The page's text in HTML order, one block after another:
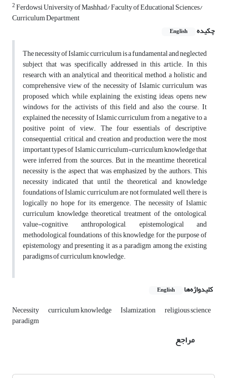
2Ferdowsi University of Mashhad/ Faculty of Educational Sciences/
Curriculum Department
چکیده
English
The necessity of Islamic curriculum is a fundamental and neglected
subject that was specifically addressed in this article. In this
research, with an analytical and theoritical method, a holistic and
comprehensive view of the necessity of Islamic curriculum was
proposed, which, while explaining the existing ideas, opens new
windows for the activists of this field and also the course. It
explained the necessity of Islamic curriculum from a negative to a
positive point of view. The four essentials of descriptive,
consequential, critical, and creation and production were the most
important types of Islamic curriculum-curriculum knowledge that
were inferred from the sources. But in the meantime, theoretical
necessity is the aspect that was emphasized by the authors. This
necessity indicated that until the theoretical and knowledge
foundations of Islamic curriculum are not formulated well, there is
logically no hope for its emergence. The necessity of Islamic
curriculum knowledge, theoretical treatment of the ontological,
value-cognitive, anthropological, epistemological and
methodological foundations of this knowledge, for the purpose of
epistemology and presenting it as a paradigm among the existing
paradigms of curriculum knowledge.
کلیدواژه‌ها English
Necessity curriculum knowledge Islamization religious science
paradigm
مراجع